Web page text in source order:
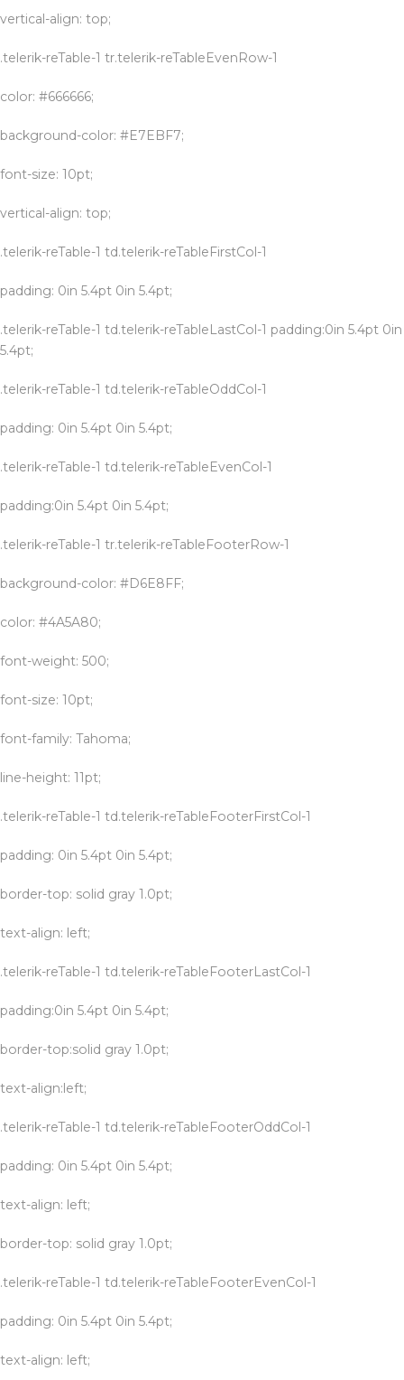
vertical-align: top;
.telerik-reTable-1 tr.telerik-reTableEvenRow-1
color: #666666;
background-color: #E7EBF7;
font-size: 10pt;
vertical-align: top;
.telerik-reTable-1 td.telerik-reTableFirstCol-1
padding: 0in 5.4pt 0in 5.4pt;
.telerik-reTable-1 td.telerik-reTableLastCol-1 padding:0in 5.4pt 0in
5.4pt;
.telerik-reTable-1 td.telerik-reTableOddCol-1
padding: 0in 5.4pt 0in 5.4pt;
.telerik-reTable-1 td.telerik-reTableEvenCol-1
padding:0in 5.4pt 0in 5.4pt;
.telerik-reTable-1 tr.telerik-reTableFooterRow-1
background-color: #D6E8FF;
color: #4A5A80;
font-weight: 500;
font-size: 10pt;
font-family: Tahoma;
line-height: 11pt;
.telerik-reTable-1 td.telerik-reTableFooterFirstCol-1
padding: 0in 5.4pt 0in 5.4pt;
border-top: solid gray 1.0pt;
text-align: left;
.telerik-reTable-1 td.telerik-reTableFooterLastCol-1
padding:0in 5.4pt 0in 5.4pt;
border-top:solid gray 1.0pt;
text-align:left;
.telerik-reTable-1 td.telerik-reTableFooterOddCol-1
padding: 0in 5.4pt 0in 5.4pt;
text-align: left;
border-top: solid gray 1.0pt;
.telerik-reTable-1 td.telerik-reTableFooterEvenCol-1
padding: 0in 5.4pt 0in 5.4pt;
text-align: left;